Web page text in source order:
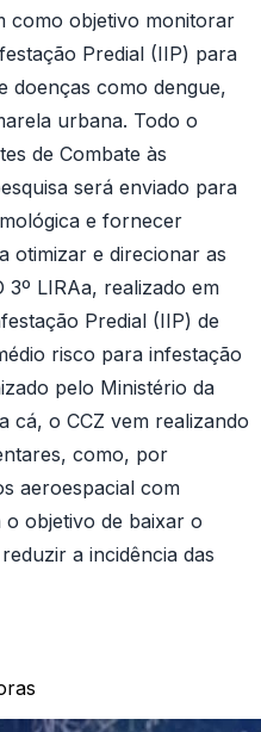
como objetivo monitorar
Predial (IIP) para
doenças como dengue,
urbana. Todo o
de Combate às
será enviado para
e fornecer
otimizar e direcionar as
LIRAa, realizado em
Predial (IIP) de
risco para infestação
pelo Ministério da
cá, o CCZ vem realizando
como, por
aeroespacial com
objetivo de baixar o
a incidência das